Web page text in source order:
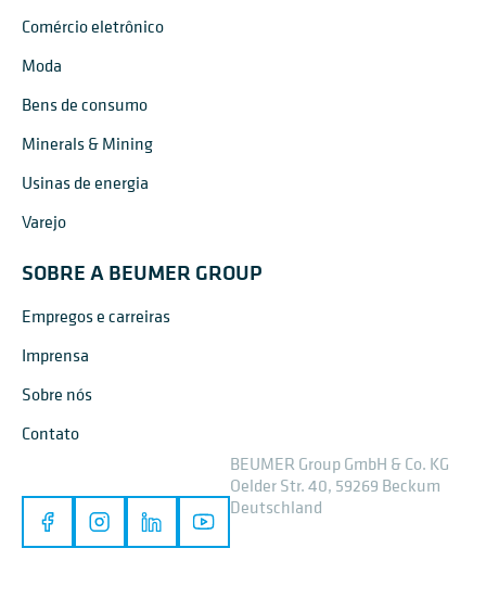
Comércio eletrônico
Moda
Bens de consumo
Minerals & Mining
Usinas de energia
Varejo
SOBRE A BEUMER GROUP
Empregos e carreiras
Imprensa
Sobre nós
Contato
BEUMER Group GmbH & Co. KG
Oelder Str. 40, 59269 Beckum
Deutschland